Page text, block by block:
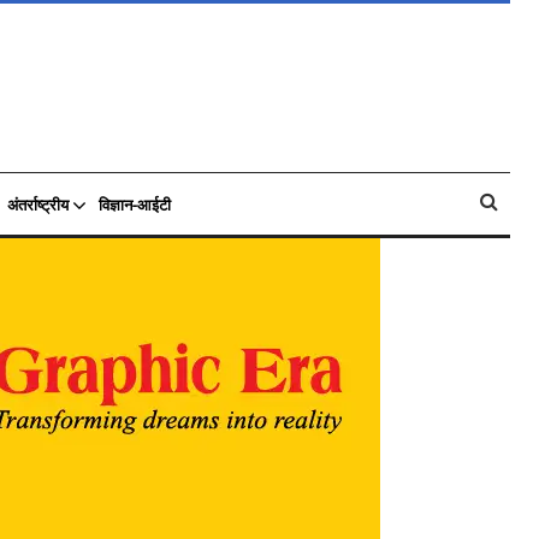
अंतर्राष्ट्रीय विज्ञान-आईटी